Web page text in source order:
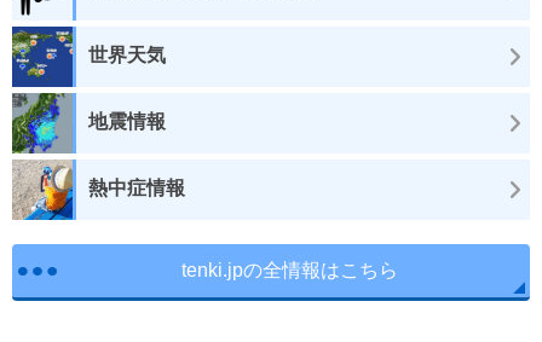
世界天気
地震情報
熱中症情報
tenki.jpの全情報はこちら